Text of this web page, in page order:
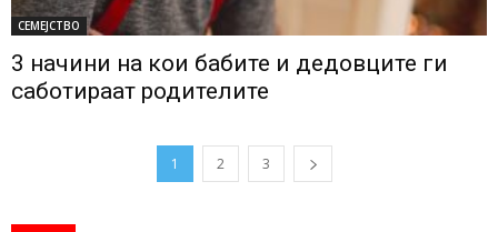
СЕМЕЈСТВО
3 начини на кои бабите и дедовците ги
саботираат родителите
1 2 3